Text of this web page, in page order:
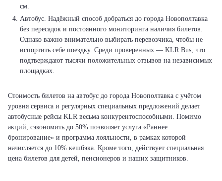
см.
Автобус. Надёжный способ добраться до города Новополтавка
без пересадок и постоянного мониторинга наличия билетов.
Однако важно внимательно выбирать перевозчика, чтобы не
испортить себе поездку. Среди проверенных — KLR Bus, что
подтверждают тысячи положительных отзывов на независимых
площадках.
Стоимость билетов на автобус до города Новополтавка с учётом
уровня сервиса и регулярных специальных предложений делает
автобусные рейсы KLR весьма конкурентоспособными. Помимо
акций, сэкономить до 50% позволяет услуга «Раннее
бронирование» и программа лояльности, в рамках которой
начисляется до 10% кешбэка. Кроме того, действует специальная
цена билетов для детей, пенсионеров и наших защитников.